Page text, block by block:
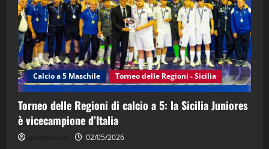
3 21/04/2026
4
"SportEmpire" in Podcast Sport News
“SportEmpire” in Podcast: 27^ Puntata
(Martedi 14 Aprile 2026)
15/04/2026
"SportEmpire" in Podcast
“SportEmpire” in Podcast: 26^ Puntata
Calcio a 5 Maschile Torneo delle Regioni - Sicilia
Torneo delle Regioni di calcio a 5: la Sicilia Juniores
è vicecampione d’Italia
02/05/2026